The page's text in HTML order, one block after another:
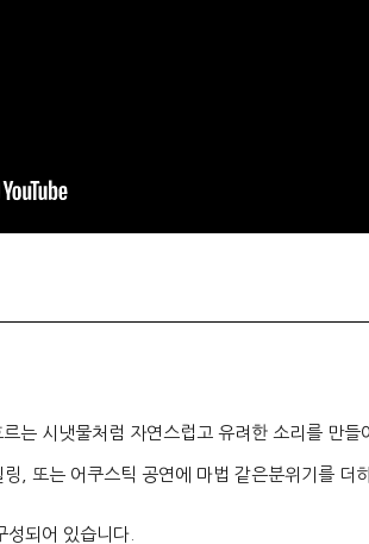
는 시냇물처럼 자연스럽고 유려한 소리를 만들
, 또는 어쿠스틱 공연에 마법 같은분위기를 더
되어 있습니다.